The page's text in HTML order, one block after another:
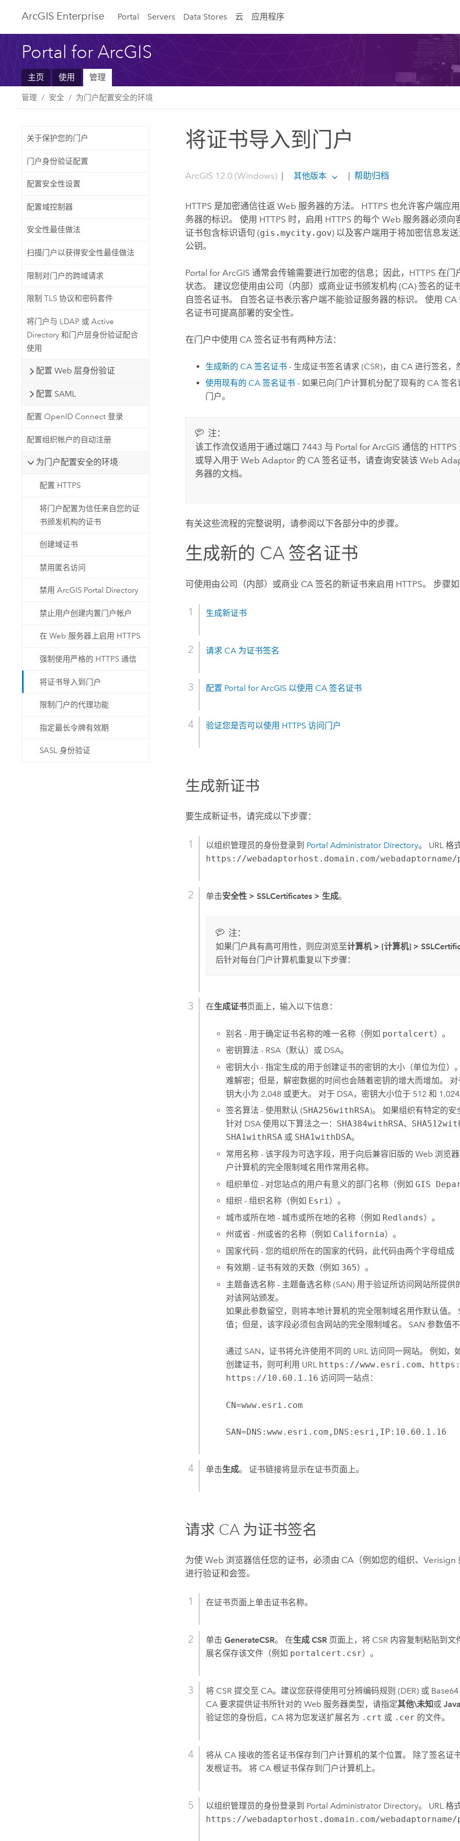
ArcGIS Enterprise Portal Servers Data Stores 云 应用程序
Portal for ArcGIS
主页 使用 管理
管理 安全 为门户配置安全的环境
关于保护您的门户
门户身份验证配置
配置安全性设置
配置域控制器
安全性最佳做法
扫描门户以获得安全性最佳做法
限制对门户的跨域请求
限制 TLS 协议和密码套件
将门户与 LDAP 或 Active
Directory 和门户层身份验证配合
使用
配置 Web 层身份验证
配置 SAML
配置 OpenID Connect 登录
配置组织帐户的自动注册
为门户配置安全的环境
配置 HTTPS
将门户配置为信任来自您的证
书颁发机构的证书
创建域证书
禁用匿名访问
禁用 ArcGIS Portal Directory
禁止用户创建内置门户帐户
在 Web 服务器上启用 HTTPS
强制使用严格的 HTTPS 通信
将证书导入到门户
限制门户的代理功能
指定最长令牌有效期
SASL 身份验证
将证书导入到门户
ArcGIS 12.0 (Windows) | 其他版本 | 帮助归档
HTTPS 是加密通信往返 Web 服务器的方法。 HTTPS 也允许客户端应
务器的标识。 使用 HTTPS 时，启用 HTTPS 的每个 Web 服务器必须向
证书包含标识语句 (gis.mycity.gov) 以及客户端用于将加密信息发
公钥。
Portal for ArcGIS 通常会传输需要进行加密的信息；因此，HTTPS 在门
状态。 建议您使用由公司（内部）或商业证书颁发机构 (CA) 签名的证
自签名证书。 自签名证书表示客户端不能验证服务器的标识。 使用
名证书可提高部署的安全性。
在门户中使用 CA 签名证书有两种方法：
生成新的 CA 签名证书 - 生成证书签名请求 (CSR)，由 CA 进行签名，
使用现有的 CA 签名证书 - 如果已向门户计算机分配了现有的 CA 签
门户。
注：
该工作流仅适用于通过端口 7443 与 Portal for ArcGIS 通信的
或导入用于 Web Adaptor 的 CA 签名证书，请查询安装该 Web
务器的文档。
有关这些流程的完整说明，请参阅以下各部分中的步骤。
生成新的 CA 签名证书
可使用由公司（内部）或商业 CA 签名的新证书来启用 HTTPS。 步骤
生成新证书
请求 CA 为证书签名
配置 Portal for ArcGIS 以使用 CA 签名证书
验证您是否可以使用 HTTPS 访问门户
生成新证书
要生成新证书，请完成以下步骤：
以组织管理员的身份登录到 Portal Administrator Directory。 URL 格
https://webadaptorhost.domain.com/
单击安全性 > SSLCertificates > 生成。
注：
如果门户具有高可用性，则应浏览至计算机 > [计算机] >
后针对每台门户计算机重复以下步骤：
在生成证书页面上，输入以下信息：
别名 - 用于确定证书名称的唯一名称（例如 portalcert）。
密钥算法 - RSA（默认）或 DSA。
密钥大小 - 指定生成的用于创建证书的密钥的大小（单位为位）
难解密；但是，解密数据的时间也会随着密钥的增大而增加。 对
钥大小为 2,048 或更大。 对于 DSA，密钥大小位于 512 和
签名算法 - 使用默认 (SHA256withRSA)。 如果组织有特定的安
针对 DSA 使用以下算法之一： SHA384withRSA、
SHA1withRSA或 SHA1withDSA。
常用名称 - 该字段为可选字段，用于向后兼容旧版的 Web 浏览
户计算机的完全限制域名用作常用名称。
组织单位 - 对您站点的用户有意义的部门名称（例如 GIS
组织 - 组织名称（例如 Esri）。
城市或所在地 - 城市或所在地的名称（例如 Redlands）。
州或省 - 州或省的名称（例如 California）。
国家代码 - 您的组织所在的国家的代码，此代码由两个字母组成
有效期 - 证书有效的天数（例如 365）。
主题备选名称 - 主题备选名称 (SAN) 用于验证所访问网站所提供
对该网站颁发。
如果此参数留空，则将本地计算机的完全限制域名用作默认值。
值；但是，该字段必须包含网站的完全限制域名。 SAN 参数值
通过 SAN，证书将允许使用不同的 URL 访问同一网站。 例如，
创建证书，则可利用 URL https://www.esri.com、
https://10.60.1.16 访问同一站点：
CN=www.esri.com
SAN=DNS:www.esri.com,DNS:esri,IP:10.60.1.16
单击生成。 证书链接将显示在证书页面上。
请求 CA 为证书签名
为使 Web 浏览器信任您的证书，必须由 CA（例如您的组织、Verisign
进行验证和会签。
在证书页面上单击证书名称。
单击GenerateCSR。 在生成 CSR 页面上，将 CSR 内容复制粘贴到
展名保存该文件（例如 portalcert.csr）。
将 CSR 提交至 CA。建议您获得使用可分辨编码规则 (DER) 或
CA 要求提供证书所针对的 Web 服务器类型，请指定其他\未知或
验证您的身份后，CA 将为您发送扩展名为 .crt 或 .cer 的文件。
将从 CA 接收的签名证书保存到门户计算机的某个位置。 除了签名证
发根证书。 将 CA 根证书保存到门户计算机上。
以组织管理员的身份登录到 Portal Administrator Directory。 URL 格
https://webadaptorhost.domain.com/